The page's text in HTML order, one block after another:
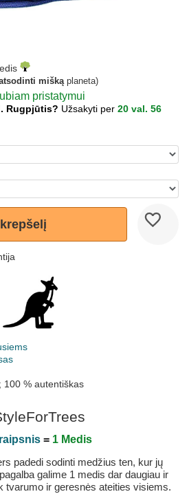
miškąplaneta)
pristatymui
Rugpjūtis? Užsakyti per 20 val. 56
100 % autentiškas
= 1 Medis
padedi sodinti medžius ten, kur jų
galime 1 medis dar daugiau ir
tvarumo ir geresnės ateities visiems.